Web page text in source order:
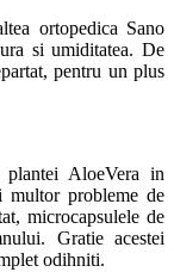
ortopedica Sano
si umiditatea. De
pentru un plus
plantei AloeVera in
multor probleme de
microcapsulele de
Gratie acestei
odihniti.